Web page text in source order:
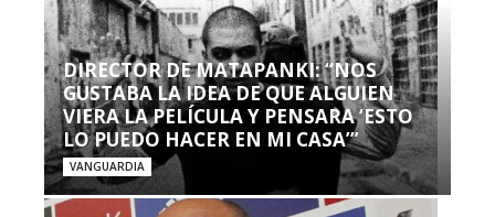
DIRECTOR DE MATAPANKI: “NOS
GUSTABA LA IDEA DE QUE ALGUIEN
VIERA LA PELÍCULA Y PENSARA ‘ESTO
LO PUEDO HACER EN MI CASA’”
VANGUARDIA